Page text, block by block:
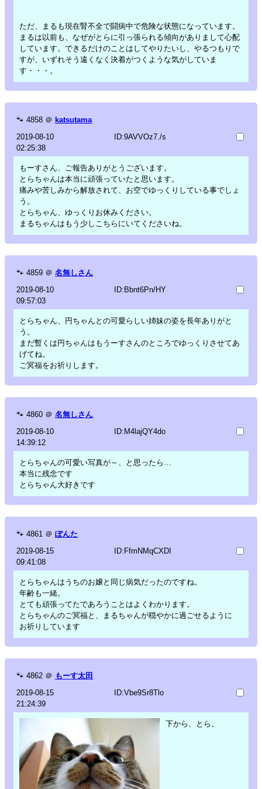
ただ、まるも現在腎不全で闘病中で危険な状態になっています。
まるは以前も、なぜがとらに引っ張られる傾向がありまして心配
しています。できるだけのことはしてやりたいし、やるつもりで
すが、いずれそう遠くなく決着がつくような気がしていま
す・・・。
🐾 4858 ＠ katsutama
2019-08-10
02:25:38
ID:9AVVOz7./s
もーすさん、ご報告ありがとうございます。
とらちゃんは本当に頑張っていたと思います。
痛みや苦しみから解放されて、お空でゆっくりしている事でしょ
う。
とらちゃん、ゆっくりお休みください。
まるちゃんはもう少しこちらにいてくださいね。
🐾 4859 ＠ 名無しさん
2019-08-10
09:57:03
ID:Bbnt6Pn/HY
とらちゃん、円ちゃんとの可愛らしい姉妹の姿を長年ありがと
う。
まだ暫くは円ちゃんはもうーすさんのところでゆっくりさせてあ
げてね。
ご冥福をお祈りします。
🐾 4860 ＠ 名無しさん
2019-08-10
14:39:12
ID:M4lajQY4do
とらちゃんの可愛い写真が～、と思ったら…
本当に残念です
とらちゃん大好きです
🐾 4861 ＠ ぽんた
2019-08-15
09:41:08
ID:FfmNMqCXDI
とらちゃんはうちのお嬢と同じ病気だったのですね。
年齢も一緒。
とても頑張ってたであろうことはよくわかります。
とらちゃんのご冥福と、まるちゃんが穏やかに過ごせるように
お祈りしています
🐾 4862 ＠ もーす太田
2019-08-15
21:24:39
ID:Vbe9Sr8Tlo
下から、とら。